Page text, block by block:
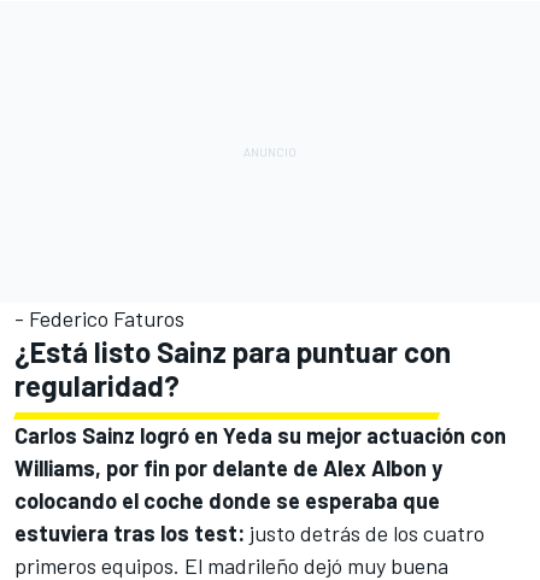
- Federico Faturos
¿Está listo Sainz para puntuar con
regularidad?
Carlos Sainz logró en Yeda su mejor actuación con
Williams, por fin por delante de Alex Albon y
colocando el coche donde se esperaba que
estuviera tras los test: justo detrás de los cuatro
primeros equipos. El madrileño dejó muy buena